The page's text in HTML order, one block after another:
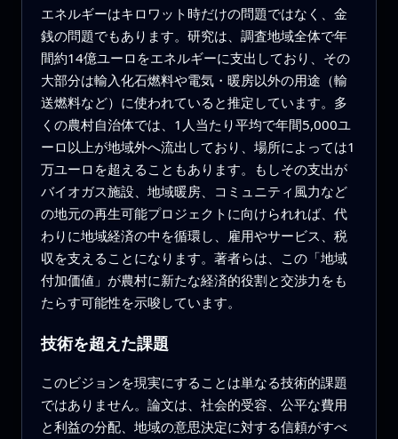
エネルギーはキロワット時だけの問題ではなく、金
銭の問題でもあります。研究は、調査地域全体で年
間約14億ユーロをエネルギーに支出しており、その
大部分は輸入化石燃料や電気・暖房以外の用途（輸
送燃料など）に使われていると推定しています。多
くの農村自治体では、1人当たり平均で年間5,000ユ
ーロ以上が地域外へ流出しており、場所によっては1
万ユーロを超えることもあります。もしその支出が
バイオガス施設、地域暖房、コミュニティ風力など
の地元の再生可能プロジェクトに向けられれば、代
わりに地域経済の中を循環し、雇用やサービス、税
収を支えることになります。著者らは、この「地域
付加価値」が農村に新たな経済的役割と交渉力をも
たらす可能性を示唆しています。
技術を超えた課題
このビジョンを現実にすることは単なる技術的課題
ではありません。論文は、社会的受容、公平な費用
と利益の分配、地域の意思決定に対する信頼がすべ